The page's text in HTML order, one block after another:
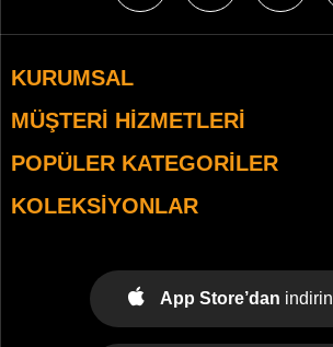
KURUMSAL
MÜŞTERI HIZMETLERI
POPÜLER KATEGORILER
KOLEKSIYONLAR
App Store’dan indirin